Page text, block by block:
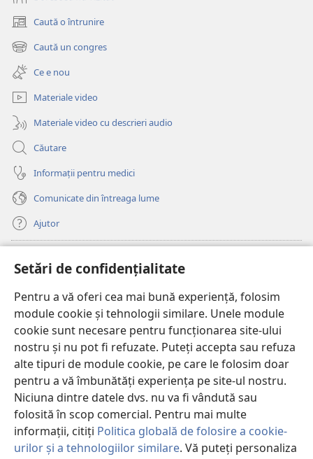
Setări de confidențialitate
Pentru a vă oferi cea mai bună experiență, folosim
module cookie și tehnologii similare. Unele module
cookie sunt necesare pentru funcționarea site-ului
nostru și nu pot fi refuzate. Puteți accepta sau refuza
alte tipuri de module cookie, pe care le folosim doar
pentru a vă îmbunătăți experiența pe site-ul nostru.
Niciuna dintre datele dvs. nu va fi vândută sau
folosită în scop comercial. Pentru mai multe
informații, citiți Politica globală de folosire a cookie-
urilor și a tehnologiilor similare. Vă puteți personaliza
Caută o întrunire
(se
deschide
o
fereastră
nouă)
Caută un congres
(se
deschide
o
fereastră
nouă)
Ce e nou
Materiale video
Materiale video cu descrieri audio
Căutare
Informații pentru medici
Comunicate din întreaga lume
Ajutor
(se
deschide
o
fereastră
nouă)
Watchtower – BIBLIOTECĂ ONLINE™
(se
deschide
o
fereastră
nouă)
JW Hub ®
(se
deschide
o
fereastră
nouă)
JW Library®
Watchtower Library